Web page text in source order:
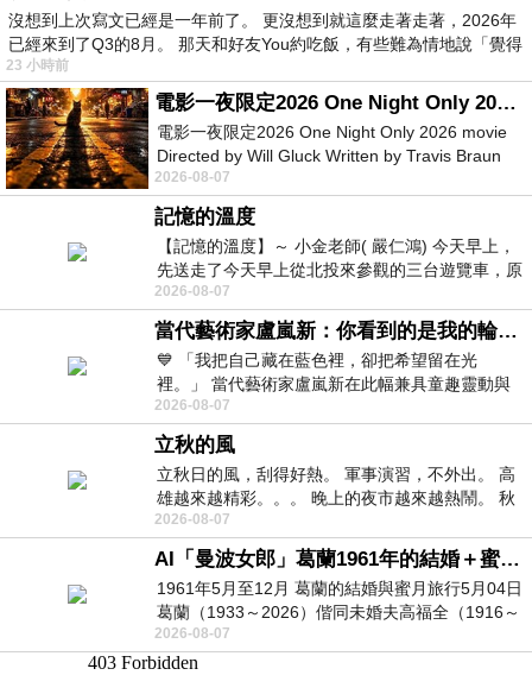
沒想到上次寫文已經是一年前了。 更沒想到就這麼走著走著，2026年
已經來到了Q3的8月。 那天和好友You約吃飯，有些難為情地說「覺得
23 小時前
電影一夜限定2026 One Night Only 2026 movie
電影一夜限定2026 One Night Only 2026 movie
Directed by Will Gluck Written by Travis Braun
Starring Monica Barbaro
2026-08-07
記憶的溫度
【記憶的溫度】～ 小金老師( 嚴仁鴻) 今天早上，
先送走了今天早上從北投來參觀的三台遊覽車，原
以為展場已經差不多要安靜下來，卻發
2026-08-07
當代藝術家盧嵐新：你看到的是我的輪廓，還是你的故事？——藏在藍色裡的希望與光
💙 「我把自己藏在藍色裡，卻把希望留在光
裡。」 當代藝術家盧嵐新在此幅兼具童趣靈動與
抽象韻味的新作中，用湛藍的羽翼般色塊包覆著
2026-08-07
立秋的風
立秋日的風，刮得好熱。 軍事演習，不外出。 高
雄越來越精彩。。。 晚上的夜市越來越熱鬧。 秋
天的風刮得很熱 夜遊消暑熱。。。
2026-08-07
AI「曼波女郎」葛蘭1961年的結婚＋蜜月旅行 #戀上老電影 #葛蘭 #粟子
1961年5月至12月 葛蘭的結婚與蜜月旅行5月04日
葛蘭（1933～2026）偕同未婚夫高福全（1916～
2004）乘郵輪赴倫敦6月15日於英國倫敦St.S
2026-08-07